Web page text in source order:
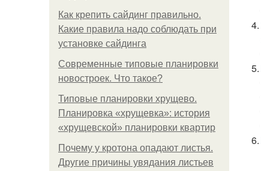
Как крепить сайдинг правильно.
Какие правила надо соблюдать при
установке сайдинга
Современные типовые планировки
новостроек. Что такое?
Типовые планировки хрущево.
Планировка «хрущевка»: история
«хрущевской» планировки квартир
Почему у кротона опадают листья.
Другие причины увядания листьев